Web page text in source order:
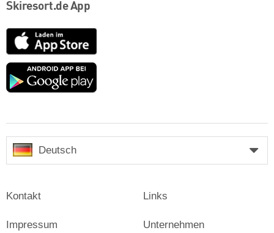
Skiresort.de App
App
Store
Google
Deutsch
Kontakt
Impressum
Links
Unternehmen